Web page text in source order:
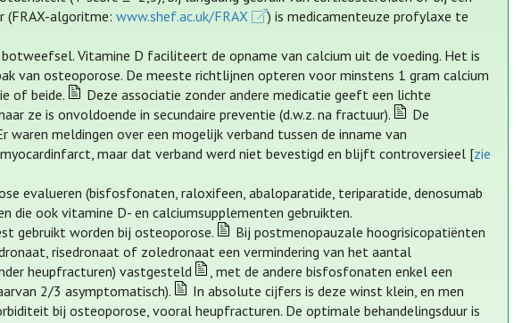
(FRAX-algoritme:www.shef.ac.uk/FRAX
) is medicamenteuze profylaxe te
Vitamine D faciliteert de opname van calcium uit de voeding. Het is
van osteoporose. De meeste richtlijnen opteren voor minstens 1 gram calcium
of beide.
Deze associatie zonder andere medicatie geeft een lichte
ze is onvoldoende in secundaire preventie (d.w.z. na fractuur).
De
waren meldingen over een mogelijk verband tussen de inname van
maar dat verband werd niet bevestigd en blijft controversieel [zie
evalueren (bisfosfonaten, raloxifeen, abaloparatide, teriparatide, denosumab
die ook vitamine D- en calciumsupplementen gebruikten.
gebruikt worden bij osteoporose.
Bij postmenopauzale hoogrisicopatiënten
risedronaat of zoledronaat een vermindering van het aantal
heupfracturen) vastgesteld
, met de andere bisfosfonaten enkel een
2/3 asymptomatisch).
In absolute cijfers is deze winst klein, en men
bij osteoporose, vooral heupfracturen. De optimale behandelingsduur is